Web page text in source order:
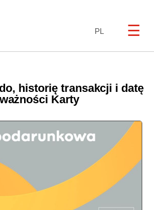
☰
PL
historię transakcji i datę
ważności Karty